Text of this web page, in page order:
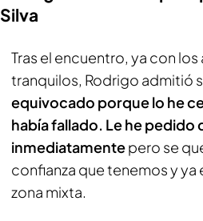
Silva
Tras el encuentro, ya con los
tranquilos, Rodrigo admitió
equivocado porque lo he
había fallado. Le he pedido
inmediatamentepero se
confianza que tenemos y
zona mixta.